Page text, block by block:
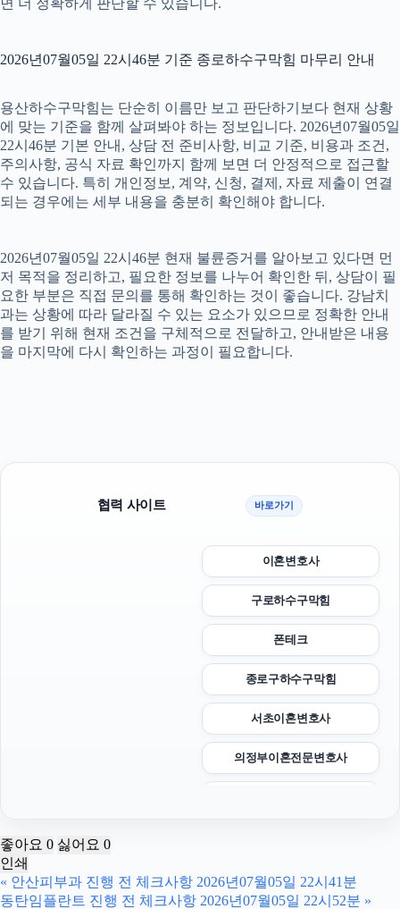
면 더 정확하게 판단할 수 있습니다.
2026년07월05일 22시46분 기준 종로하수구막힘 마무리 안내
용산하수구막힘는 단순히 이름만 보고 판단하기보다 현재 상황
에 맞는 기준을 함께 살펴봐야 하는 정보입니다. 2026년07월05일
22시46분 기본 안내, 상담 전 준비사항, 비교 기준, 비용과 조건,
주의사항, 공식 자료 확인까지 함께 보면 더 안정적으로 접근할
수 있습니다. 특히 개인정보, 계약, 신청, 결제, 자료 제출이 연결
되는 경우에는 세부 내용을 충분히 확인해야 합니다.
2026년07월05일 22시46분 현재 불륜증거를 알아보고 있다면 먼
저 목적을 정리하고, 필요한 정보를 나누어 확인한 뒤, 상담이 필
요한 부분은 직접 문의를 통해 확인하는 것이 좋습니다. 강남치
과는 상황에 따라 달라질 수 있는 요소가 있으므로 정확한 안내
를 받기 위해 현재 조건을 구체적으로 전달하고, 안내받은 내용
을 마지막에 다시 확인하는 과정이 필요합니다.
협력 사이트 바로가기
이혼변호사
구로하수구막힘
폰테크
종로구하수구막힘
서초이혼변호사
의정부이혼전문변호사
용인음주운전변호사
좋아요 0 싫어요 0
인쇄
« 안산피부과 진행 전 체크사항 2026년07월05일 22시41분
동탄임플란트 진행 전 체크사항 2026년07월05일 22시52분 »